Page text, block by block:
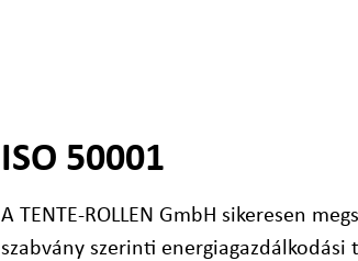
ISO 50001
A TENTE-ROLLEN GmbH sikeresen
szabvány szerinti